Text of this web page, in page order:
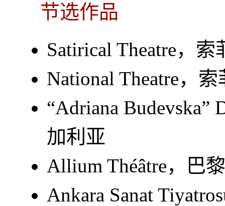
节选作品
Satirical Theatre，
National Theatre，
“Adriana Budevska”
加利亚
Allium Théâtre，巴
Ankara Sanat